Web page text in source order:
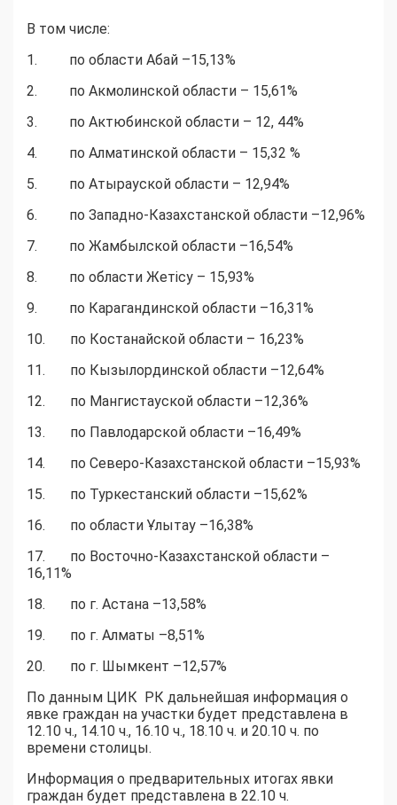
В том числе:
1. по области Абай –15,13%
2. по Акмолинской области – 15,61%
3. по Актюбинской области – 12, 44%
4. по Алматинской области – 15,32 %
5. по Атырауской области – 12,94%
6. по Западно-Казахстанской области –12,96%
7. по Жамбылской области –16,54%
8. по области Жетісу – 15,93%
9. по Карагандинской области –16,31%
10. по Костанайской области – 16,23%
11. по Кызылординской области –12,64%
12. по Мангистауской области –12,36%
13. по Павлодарской области –16,49%
14. по Северо-Казахстанской области –15,93%
15. по Туркестанский области –15,62%
16. по области Ұлытау –16,38%
17. по Восточно-Казахстанской области –
16,11%
18. по г. Астана –13,58%
19. по г. Алматы –8,51%
20. по г. Шымкент –12,57%
По данным ЦИК РК дальнейшая информация о
явке граждан на участки будет представлена в
12.10 ч., 14.10 ч., 16.10 ч., 18.10 ч. и 20.10 ч. по
времени столицы.
Информация о предварительных итогах явки
граждан будет представлена в 22.10 ч.